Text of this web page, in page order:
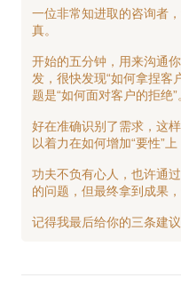
一位非常知进取的咨询者
真。
开始的五分钟，用来沟通
发，很快发现“如何拿捏
题是“如何面对客户的拒绝”
好在准确识别了需求，这
以着力在如何增加“要性”
功夫不负有心人，也许通
的问题，但最终拿到成果